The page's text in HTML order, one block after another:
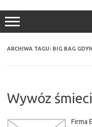
ARCHIWA TAGU: BIG BAG
Wywóz
Firma